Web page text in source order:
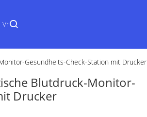
Vr
Gesundheits-Check-Station mit Drucker
Blutdruck-Monitor-
Drucker